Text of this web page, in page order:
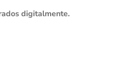
digitalmente.